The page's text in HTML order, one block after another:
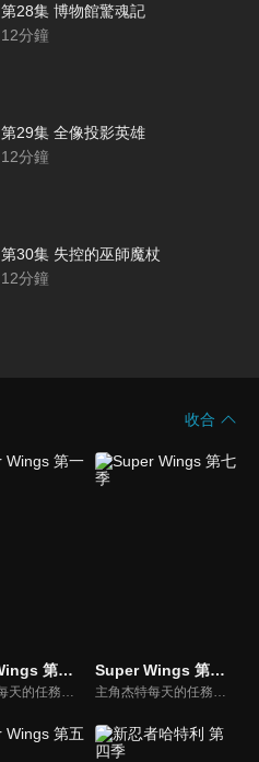
第28集 博物館驚魂記
12分鐘
第29集 全像投影英雄
12分鐘
第30集 失控的巫師魔杖
12分鐘
收合
Super Wings 第一季 Super Wings 第七季